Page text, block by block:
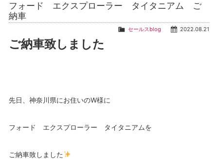
採用情報
フォード エクスプローラー タイタニアム ご
納車
2022.08.21
セールスblog
ご納車致しました
先日、神奈川県にお住いのW様に
フォード エクスプローラー タイタニアムを
ご納車致しました